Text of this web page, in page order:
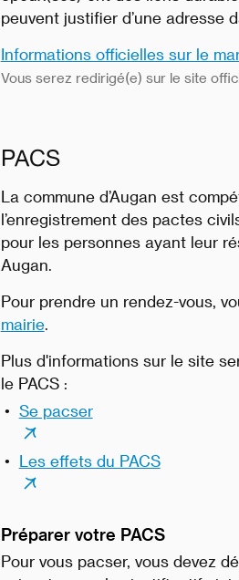
peuvent justifier d’une adresse
Informations officielles sur le
Vous serez redirigé(e) sur le site
PACS
La commune d’Augan est
l’enregistrement des pactes
pour les personnes ayant leur
Augan.
Pour prendre un rendez-vous,
mairie.
Plus d'informations sur le site
le PACS :
Se pacser
Les effets du PACS
Préparer votre PACS
Pour vous pacser, vous devez